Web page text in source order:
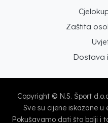
Zaštita
Dostava
Copyright © N.S. Šport
Sve su cijene iskazane u
Pokušavamo dati što bolji i